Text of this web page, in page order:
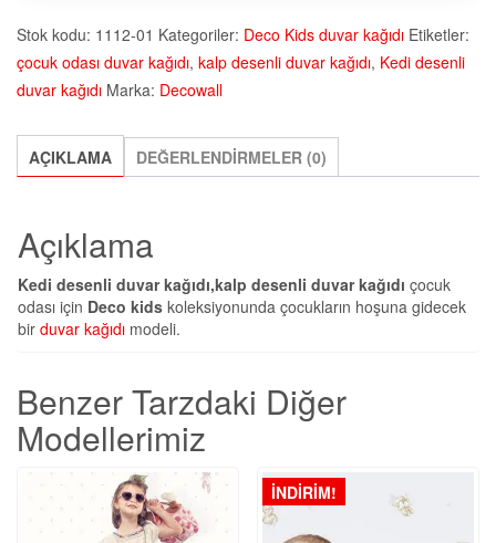
Stok kodu: 1112-01 Kategoriler: Deco Kids duvar kağıdı Etiketler:
çocuk odası duvar kağıdı, kalp desenli duvar kağıdı, Kedi desenli
duvar kağıdı Marka: Decowall
AÇIKLAMA DEĞERLENDIRMELER (0)
Açıklama
Kedi desenli duvar kağıdı,kalp desenli duvar kağıdı çocuk
odası için Deco kids koleksiyonunda çocukların hoşuna gidecek
bir duvar kağıdı modeli.
Benzer Tarzdaki Diğer
Modellerimiz
İNDIRIM!